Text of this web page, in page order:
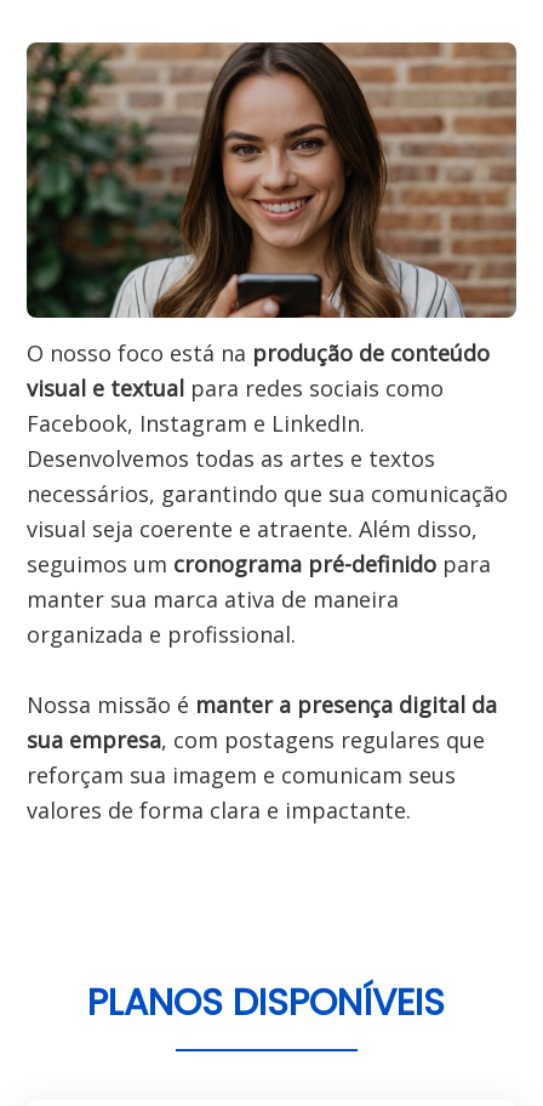
O nosso foco está na produção de conteúdo
visual e textual para redes sociais como
Facebook, Instagram e LinkedIn.
Desenvolvemos todas as artes e textos
necessários, garantindo que sua comunicação
visual seja coerente e atraente. Além disso,
seguimos um cronograma pré-definido para
manter sua marca ativa de maneira
organizada e profissional.
Nossa missão é manter a presença digital da
sua empresa, com postagens regulares que
reforçam sua imagem e comunicam seus
valores de forma clara e impactante.
PLANOS DISPONÍVEIS